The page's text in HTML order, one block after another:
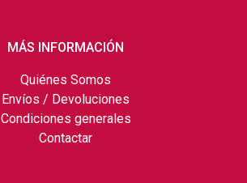
MÁS INFORMACIÓN
Quiénes Somos
Envíos / Devoluciones
Condiciones generales
Contactar